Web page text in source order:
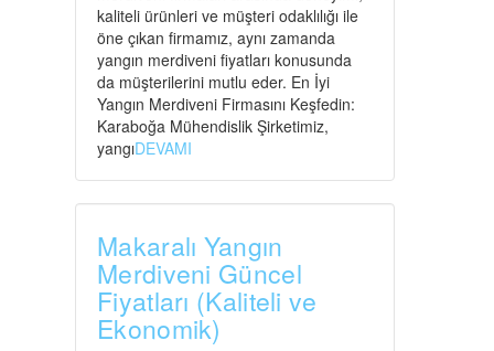
kaliteli ürünleri ve müşteri odaklılığı ile
öne çıkan firmamız, aynı zamanda
yangın merdiveni fiyatları konusunda
da müşterilerini mutlu eder. En İyi
Yangın Merdiveni Firmasını Keşfedin:
Karaboğa Mühendislik Şirketimiz,
yangıDEVAMI
Makaralı Yangın
Merdiveni Güncel
Fiyatları (Kaliteli ve
Ekonomik)